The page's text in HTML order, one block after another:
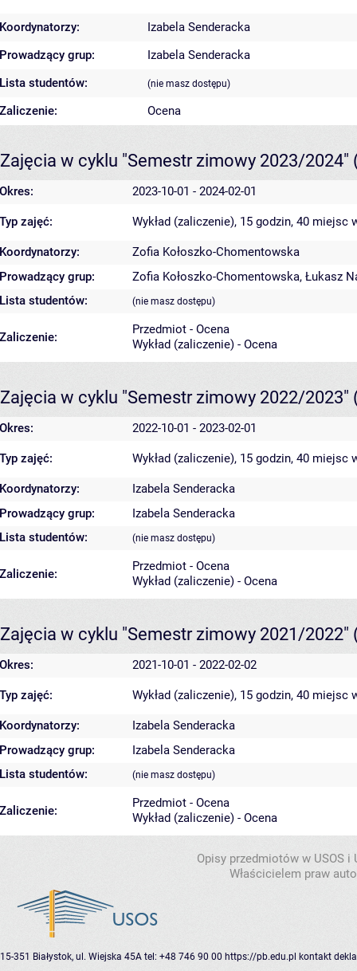
Koordynatorzy:
Izabela Senderacka
Prowadzący grup:
Izabela Senderacka
Lista studentów:
(nie masz dostępu)
Zaliczenie: Ocena
Zajęcia w cyklu "Semestr zimowy 2023/2024"
Okres: 2023-10-01 - 2024-02-01
Typ zajęć: Wykład (zaliczenie), 15 godzin, 40 miejsc
Koordynatorzy:
Zofia Kołoszko-Chomentowska
Prowadzący grup:
Zofia Kołoszko-Chomentowska, Łukasz
Lista studentów:
(nie masz dostępu)
Zaliczenie:
Przedmiot - Ocena
Wykład (zaliczenie) - Ocena
Zajęcia w cyklu "Semestr zimowy 2022/2023"
Okres: 2022-10-01 - 2023-02-01
Typ zajęć: Wykład (zaliczenie), 15 godzin, 40 miejsc
Koordynatorzy:
Izabela Senderacka
Prowadzący grup:
Izabela Senderacka
Lista studentów:
(nie masz dostępu)
Zaliczenie:
Przedmiot - Ocena
Wykład (zaliczenie) - Ocena
Zajęcia w cyklu "Semestr zimowy 2021/2022"
Okres: 2021-10-01 - 2022-02-02
Typ zajęć: Wykład (zaliczenie), 15 godzin, 40 miejsc
Koordynatorzy:
Izabela Senderacka
Prowadzący grup:
Izabela Senderacka
Lista studentów:
(nie masz dostępu)
Zaliczenie:
Przedmiot - Ocena
Wykład (zaliczenie) - Ocena
Opisy przedmiotów w USOS
Właścicielem praw
15-351 Białystok, ul. Wiejska 45A tel: +48 746 90 00 https://pb.edu.pl kontakt